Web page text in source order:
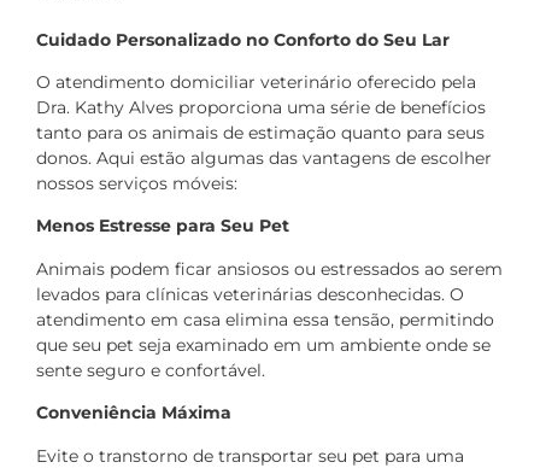
Cuidado Personalizado no Conforto do Seu Lar
O atendimento domiciliar veterinário oferecido pela
Dra. Kathy Alves proporciona uma série de benefícios
tanto para os animais de estimação quanto para seus
donos. Aqui estão algumas das vantagens de escolher
nossos serviços móveis:
Menos Estresse para Seu Pet
Animais podem ficar ansiosos ou estressados ao serem
levados para clínicas veterinárias desconhecidas. O
atendimento em casa elimina essa tensão, permitindo
que seu pet seja examinado em um ambiente onde se
sente seguro e confortável.
Conveniência Máxima
Evite o transtorno de transportar seu pet para uma